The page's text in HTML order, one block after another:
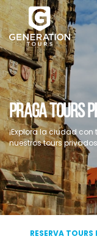
PRAGA TOURS
¡Explora la ciudad
nuestros tours
RESERVA